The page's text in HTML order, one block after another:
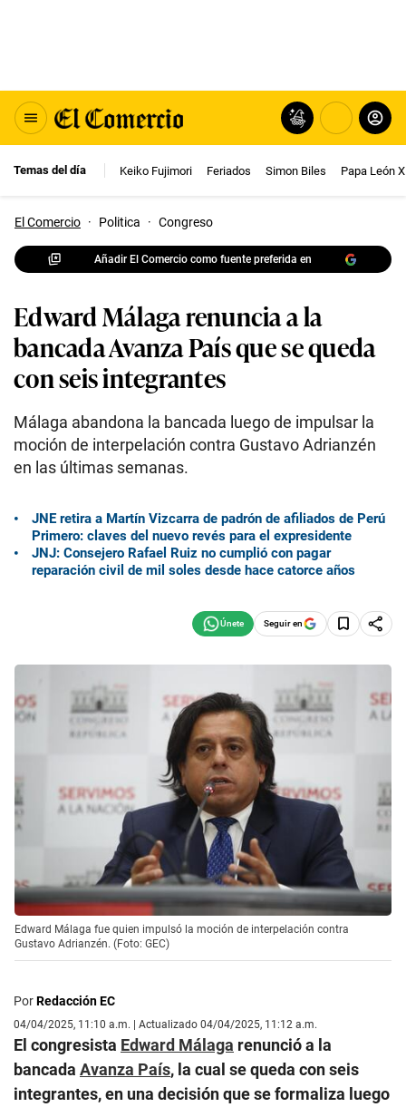
Temas del día Keiko Fujimori Feriados Simon Biles Papa León
El Comercio · Politica · Congreso
Añadir El Comercio como fuente preferida en
Edward Málaga renuncia a la
bancada Avanza País que se queda
con seis integrantes
Málaga abandona la bancada luego de impulsar la
moción de interpelación contra Gustavo Adrianzén
en las últimas semanas.
JNE retira a Martín Vizcarra de padrón de afiliados de Perú
Primero: claves del nuevo revés para el expresidente
JNJ: Consejero Rafael Ruiz no cumplió con pagar
reparación civil de mil soles desde hace catorce años
Seguir en
Edward Málaga fue quien impulsó la moción de interpelación contra
Gustavo Adrianzén. (Foto: GEC)
PorRedacción EC
04/04/2025, 11:10 a.m. | Actualizado 04/04/2025, 11:12 a.m.
El congresista Edward Málaga renunció a la
bancada Avanza País, la cual se queda con seis
integrantes, en una decisión que se formaliza luego